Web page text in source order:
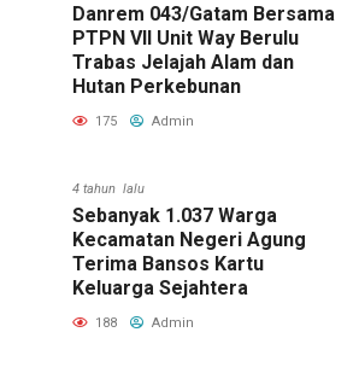
Danrem 043/Gatam Bersama
PTPN VII Unit Way Berulu
Trabas Jelajah Alam dan
Hutan Perkebunan
175 Admin
4 tahun lalu
Sebanyak 1.037 Warga
Kecamatan Negeri Agung
Terima Bansos Kartu
Keluarga Sejahtera
188 Admin